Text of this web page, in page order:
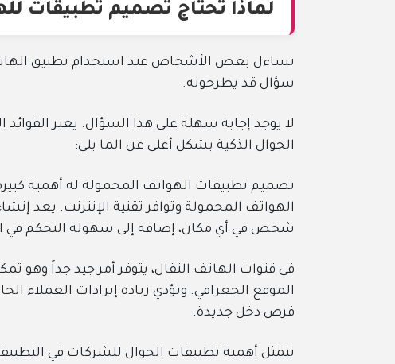
لماذا تحتاج تصميم تطبيقات
تساءل بعض الأشخاص عند استخدام تطبيق
سؤال قد يطرحونه.
لا يوجد إجابة سهلة على هذا السؤال. يعبر
الجوال الذكية بشكل أعلى عن الما يلي:
تصميم تطبيقات الهواتف المحمولة له أهمية
الهواتف المحمولة وتوافر تقنية الإنترنت. يعد
شخص في أي مكان، إضافة إلى سهولة التحكم في
في قنوات الهاتف النقال، يتوفر أمر جيد جداً وهو
الموقع الجغرافي. وتؤدي زيادة إيرادات العملاء
فرص دخل جديدة.
تتمثل أهمية تطبيقات الجوال للشركات في